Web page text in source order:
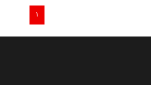
۱